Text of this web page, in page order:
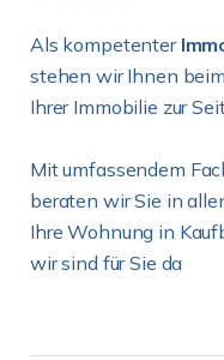
Als kompetenter
stehen wir Ihnen
Ihrer Immobilie zur
Mit umfassendem
beraten wir Sie in
Ihre Wohnung in
wir sind für Sie da